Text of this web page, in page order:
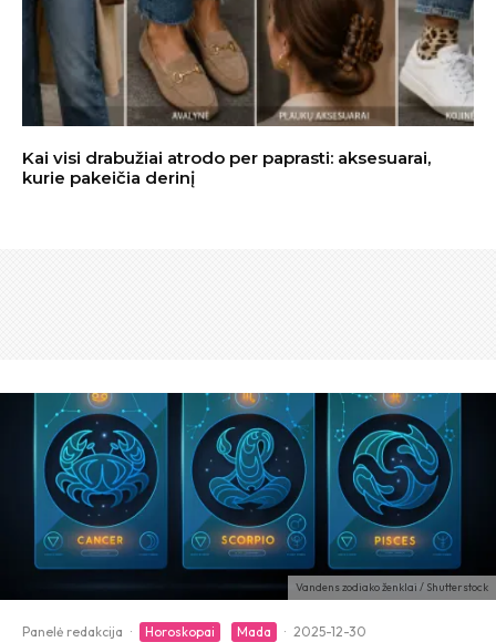
Kai visi drabužiai atrodo per paprasti: aksesuarai,
kurie pakeičia derinį
Vandens zodiako ženklai / Shutterstock
Panelė redakcija · Horoskopai Mada · 2025-12-30